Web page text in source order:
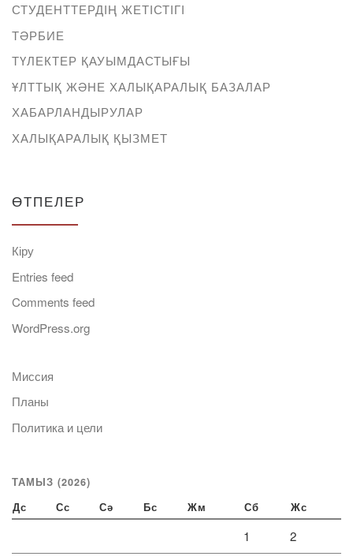
СТУДЕНТТЕРДІҢ ЖЕТІСТІГІ
ТӘРБИЕ
ТҮЛЕКТЕР ҚАУЫМДАСТЫҒЫ
ҰЛТТЫҚ ЖӘНЕ ХАЛЫҚАРАЛЫҚ БАЗАЛАР
ХАБАРЛАНДЫРУЛАР
ХАЛЫҚАРАЛЫҚ ҚЫЗМЕТ
ӨТПЕЛЕР
Кіру
Entries feed
Comments feed
WordPress.org
Миссия
Планы
Политика и цели
ТАМЫЗ (2026)
Дс Сс Сә Бс Жм Сб Жс
1 2